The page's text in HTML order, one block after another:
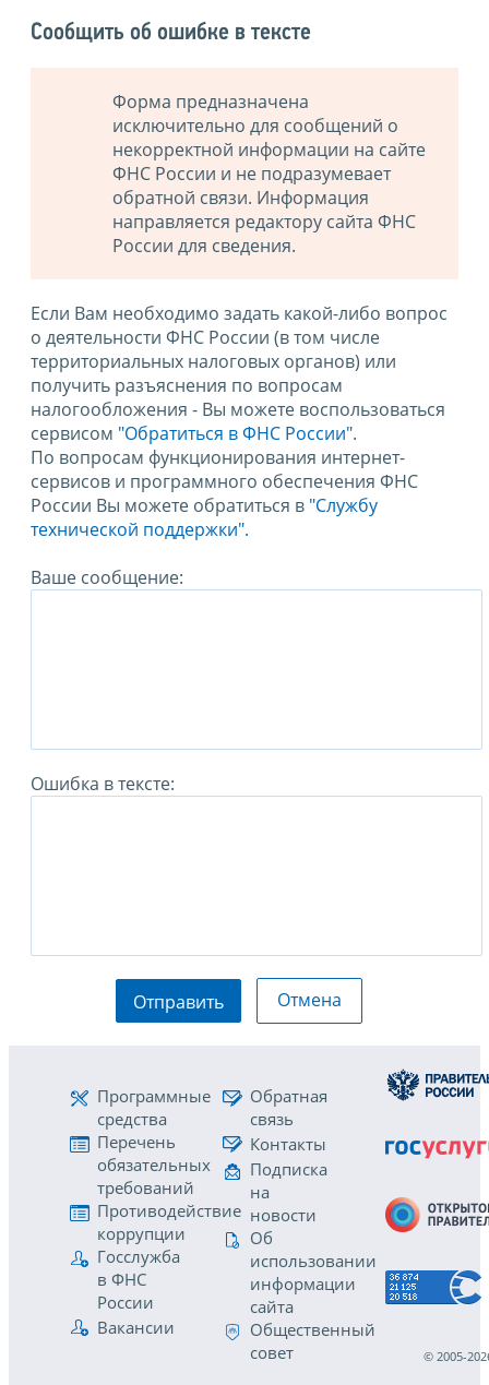
Сообщить об ошибке в тексте
Форма предназначена
исключительно для сообщений о
некорректной информации на сайте
ФНС России и не подразумевает
обратной связи. Информация
направляется редактору сайта ФНС
России для сведения.
Если Вам необходимо задать какой-либо вопрос
о деятельности ФНС России (в том числе
территориальных налоговых органов) или
получить разъяснения по вопросам
налогообложения - Вы можете воспользоваться
сервисом "Обратиться в ФНС России".
По вопросам функционирования интернет-
сервисов и программного обеспечения ФНС
России Вы можете обратиться в "Службу
технической поддержки".
Ваше сообщение:
Ошибка в тексте:
Отправить Отмена
Программные
средства
Перечень
обязательных
требований
Противодействие
коррупции
Госслужба
в ФНС
России
Вакансии
Обратная
связь
Контакты
Подписка
на
новости
Об
использовании
информации
сайта
Общественный
совет
© 2005-